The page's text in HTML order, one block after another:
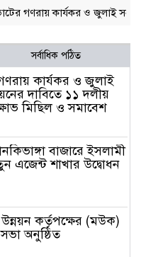
কার্যকর ও জুলাই সনদ
সর্বাধিক পঠিত
কার্যকর ও জুলাই
দাবিতে ১১ দলীয়
মিছিল ও সমাবেশ
বাজারে ইসলামী
এজেন্ট শাখার উদ্বোধন
কর্তৃপক্ষের (মউক)
অনুষ্ঠিত